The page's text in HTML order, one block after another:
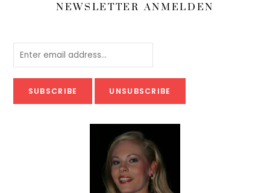
NEWSLETTER ANMELDEN